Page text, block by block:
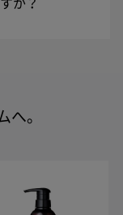
か？
へ。